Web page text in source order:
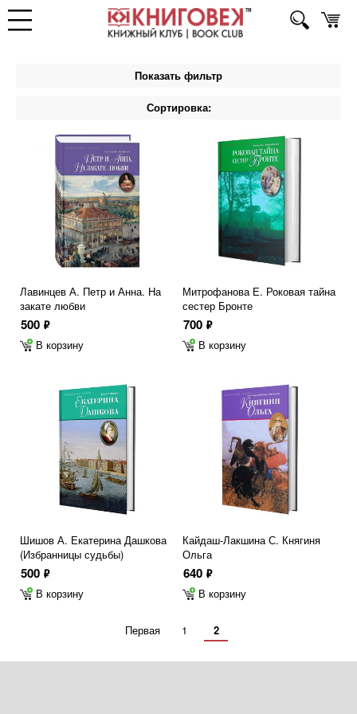
Показать фильтр
Сортировка:
Лавинцев А. Петр и Анна. На
закате любви
500 ф
В корзину
Митрофанова Е. Роковая тайна
сестер Бронте
700 ф
В корзину
Шишов А. Екатерина Дашкова
(Избранницы судьбы)
500 ф
В корзину
Кайдаш-Лакшина С. Княгиня
Ольга
640 ф
В корзину
Первая 1 2